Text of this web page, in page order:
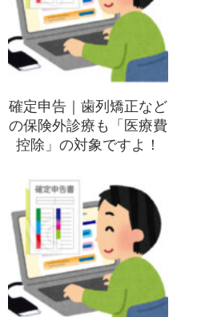
確定申告｜歯列矯正など
の保険外診療も「医療費
控除」の対象ですよ！